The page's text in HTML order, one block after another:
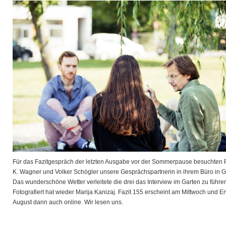
Für das Fazitgespräch der letzten Ausgabe vor der Sommerpause besuchten
K. Wagner und Volker Schögler unsere Gesprächspartnerin in ihrem Büro in
Das wunderschöne Wetter verleitete die drei das Interview im Garten zu
Fotografiert hat wieder Marija Kanizaj. Fazit 155 erscheint am Mittwoch und
August dann auch online. Wir lesen uns.